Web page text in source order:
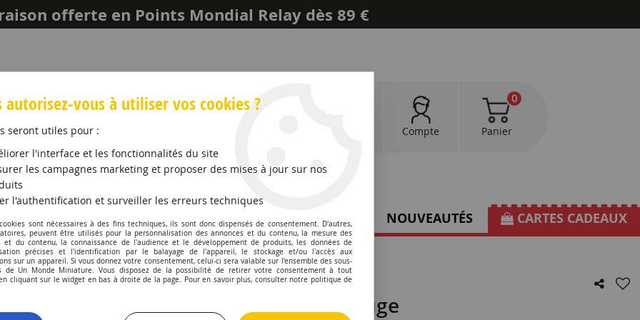
offerte en Points Mondial Relay dès 89 €
Compte
0
Panier
MAQUETTES ET ACCESSOIRES PROMOTIONS NOUVEAUTÉS CARTES CADEAUX
GT 1968 Rouge
NOREV
Volvo 123 GT 1968 Rouge
autorisez-vous à utiliser vos cookies ?
seront utiles pour :
l'interface et les fonctionnalités du site
les campagnes marketing et proposer des mises à jour sur nos
l'authentification et surveiller les erreurs techniques
sont nécessaires à des fins techniques, ils sont donc dispensés de consentement. D'autres,
peuvent être utilisés pour la personnalisation des annonces et du contenu, la mesure des
et du contenu, la connaissance de l'audience et le développement de produits, les données de
précises et l'identification par le balayage de l'appareil, le stockage et/ou l'accès aux
sur un appareil. Si vous donnez votre consentement, celui-ci sera valable sur l’ensemble des sous-
de Un Monde Miniature. Vous disposez de la possibilité de retirer votre consentement à tout
cliquant sur le widget en bas à droite de la page. Pour en savoir plus, consulter notre politique de